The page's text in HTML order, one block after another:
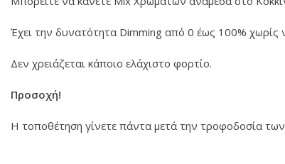
Έχει την δυνατότητα Dimming από 0 έως 100% χωρίς
Δεν χρειάζεται κάποιο ελάχιστο φορτίο.
Προσοχή!
Η τοποθέτηση γίνετε πάντα μετά την τροφοδοσία